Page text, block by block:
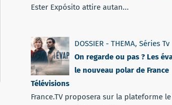
Ester Expósito attire autan...
DOSSIER - THEMA, Séries Tv
On regarde ou pas ? Les
le nouveau polar de France
Télévisions
France.TV proposera sur la plateforme